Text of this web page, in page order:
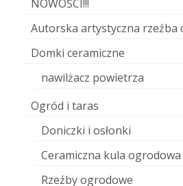
NOWOŚCI!!!
Autorska artystyczna rzeźba
Domki ceramiczne
nawilżacz powietrza
Ogród i taras
Doniczki i osłonki
Ceramiczna kula ogrodowa
Rzeźby ogrodowe